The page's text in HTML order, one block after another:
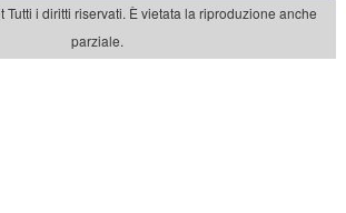
i diritti riservati. È vietata la riproduzione anche
parziale.